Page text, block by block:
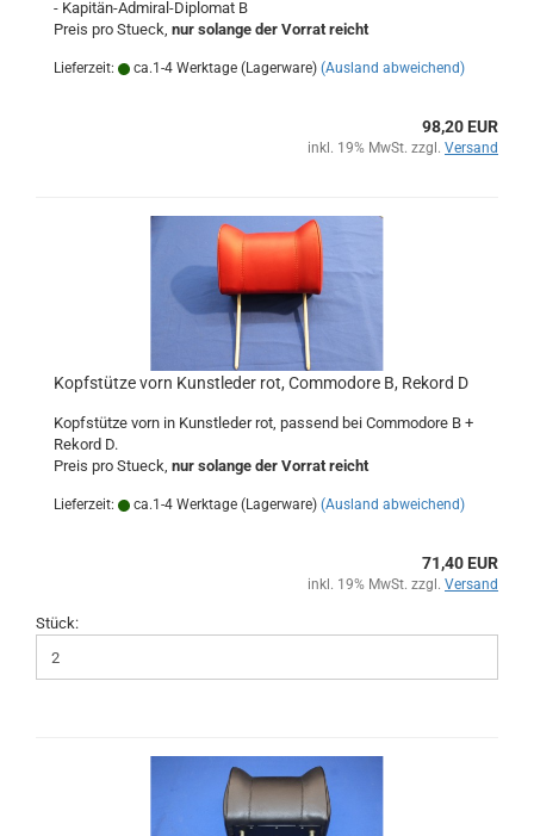
- Kapitän-Admiral-Diplomat B
Preis pro Stueck, nur solange der Vorrat reicht
Lieferzeit: ca.1-4 Werktage (Lagerware) (Ausland abweichend)
98,20 EUR
inkl. 19% MwSt. zzgl. Versand
Kopfstütze vorn Kunstleder rot, Commodore B, Rekord D
Kopfstütze vorn in Kunstleder rot, passend bei Commodore B +
Rekord D.
Preis pro Stueck, nur solange der Vorrat reicht
Lieferzeit: ca.1-4 Werktage (Lagerware) (Ausland abweichend)
71,40 EUR
inkl. 19% MwSt. zzgl. Versand
Stück: